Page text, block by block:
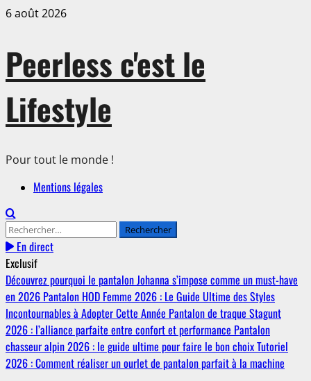
Aller
6 août 2026
Peerless c'est le
Lifestyle
Pour tout le monde !
MenuMentions légales
Rechercher :
En direct
Exclusif
Découvrez pourquoi le pantalon Johanna s’impose comme un must-have
en 2026 Pantalon HOD Femme 2026 : Le Guide Ultime des Styles
Incontournables à Adopter Cette Année Pantalon de traque Stagunt
2026 : l’alliance parfaite entre confort et performance Pantalon
chasseur alpin 2026 : le guide ultime pour faire le bon choixTutoriel
2026 : Comment réaliser un ourlet de pantalon parfait à la machine